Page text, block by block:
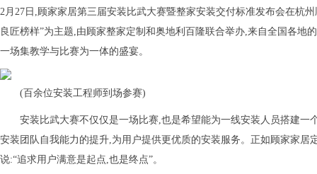
2月27日,顾家家居第三届安装比武大赛暨整家安装交付标准发布会在杭
良匠榜样”为主题,由顾家整家定制和奥地利百隆联合举办,来自全国各地
一场集教学与比赛为一体的盛宴。
(百余位安装工程师到场参赛)
安装比武大赛不仅仅是一场比赛,也是希望能为一线安装人员搭建一
安装团队自我能力的提升,为用户提供更优质的安装服务。正如顾家家居
说:“追求用户满意是起点,也是终点”。